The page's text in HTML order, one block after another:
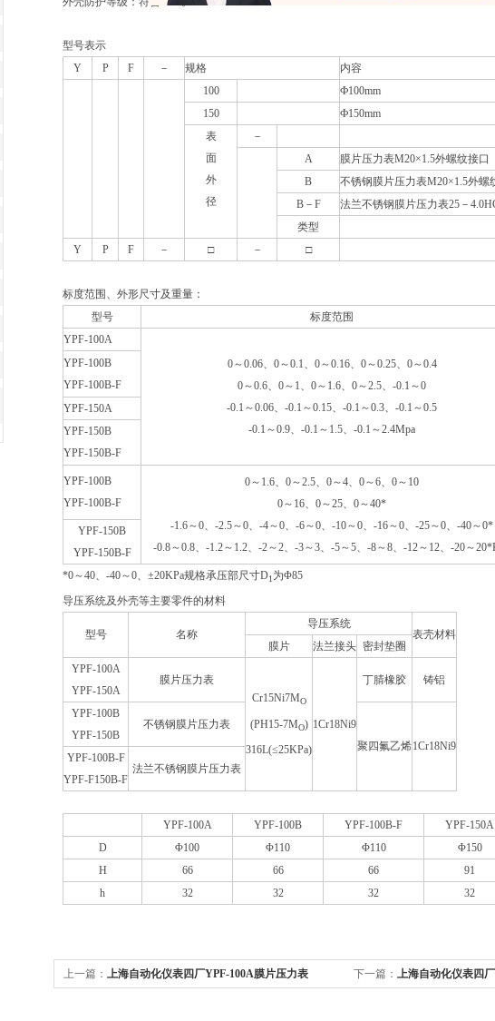
型号表示
Y
P F － 规格
内容
100
Ф100mm
150
Ф150mm
表
面
外
径
－
A
膜片压力表M20×1.5外螺纹接口
B
不锈钢膜片压力表M20×1.5外螺
B－ F 法兰不锈钢膜片压力表25 －
类型
Y
P F － □ － □
标度范围、外形尺寸及重量：
型号
标度范围
YPF-100A
0～0.06、 0～0.1、 0～0.16、 0～0.25、 0～0.4
0～0.6、 0～ 1、 0～ 1.6、 0～2.5、 -0.1 ～0
-0.1 ～0.06、 -0.1 ～0.15、 -0.1 ～0.3、 -0.1 ～0.5
-0.1 ～0.9、 -0.1 ～ 1.5、 -0.1 ～2.4Mpa
YPF-100B
YPF-100B-F
YPF-150A
YPF-150B
YPF-150B-F
YPF-100B
YPF-100B-F
0～ 1.6、 0～2.5、 0～4、 0～6、 0～ 10
0～ 16、 0～25、 0～40*
-1.6～0、 -2.5～0、 -4～0、 -6～0、 -10～0、 -16～0、 -25～0、 -40～0*
-0.8～0.8、 -1.2～ 1.2、 -2～2、 -3～3、 -5～5、 -8～8、 -12～ 12、 -20～
YPF-150B
YPF-150B-F
*0～40、-40～0、±20KPa规格承压部尺寸D1为Φ85
导压系统及外壳等主要零件的材料
型号 名称
导压系统
表壳材料
膜片
法兰接头 密封垫圈
YPF-100A
YPF-150A
膜片压力表
Cr15Ni7MO
(PH15-7MO)
316L(≤25KPa)
1Cr18Ni9
丁腈橡胶 铸铝
YPF-100B
YPF-150B
不锈钢膜片压力表
聚四氟乙烯1Cr18Ni9
YPF-100B-F
YPF-F150B-F
法兰不锈钢膜片压力表
YPF-100A YPF-100B YPF-100B-F YPF-150A
D
Φ100 Φ110 Φ110 Φ150
H
66 66 66 91
h
32 32 32 32
上一篇： 上海自动化仪表四厂YPF-100A膜片压力表 下一篇： 上海自动化仪表四